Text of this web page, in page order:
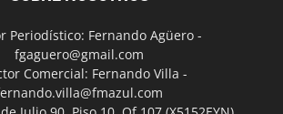
Periodístico: Fernando Agüero -
fgaguero@gmail.com
Comercial: Fernando Villa -